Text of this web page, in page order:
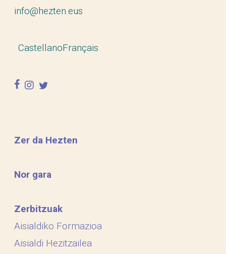
info@hezten.eus
CastellanoFrançais
facebook
instagram
twitter
Zer da Hezten
Nor gara
Zerbitzuak
Aisialdiko Formazioa
Aisialdi Hezitzailea